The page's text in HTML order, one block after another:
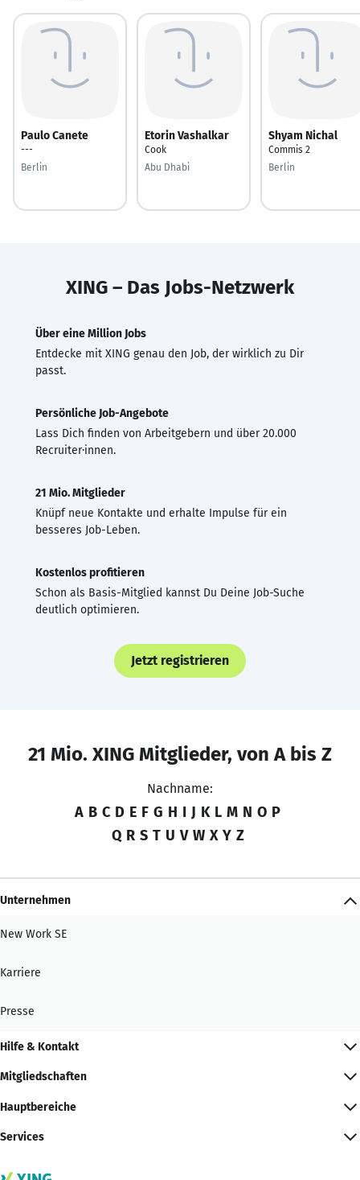
Paulo Canete
---
Berlin
Etorin Vashalkar
Cook
Abu Dhabi
Shyam Nichal
Commis 2
Berlin
XING – Das Jobs-Netzwerk
Über eine Million Jobs
Entdecke mit XING genau den Job, der wirklich zu Dir
passt.
Persönliche Job-Angebote
Lass Dich finden von Arbeitgebern und über 20.000
Recruiter·innen.
21 Mio. Mitglieder
Knüpf neue Kontakte und erhalte Impulse für ein
besseres Job-Leben.
Kostenlos profitieren
Schon als Basis-Mitglied kannst Du Deine Job-Suche
deutlich optimieren.
Jetzt registrieren
21 Mio. XING Mitglieder, von A bis Z
Nachname:
A B C D E F G H I J K L M N O P
Q R S T U V W X Y Z
Unternehmen
New Work SE
Karriere
Presse
Hilfe & Kontakt
Mitgliedschaften
Hauptbereiche
Services